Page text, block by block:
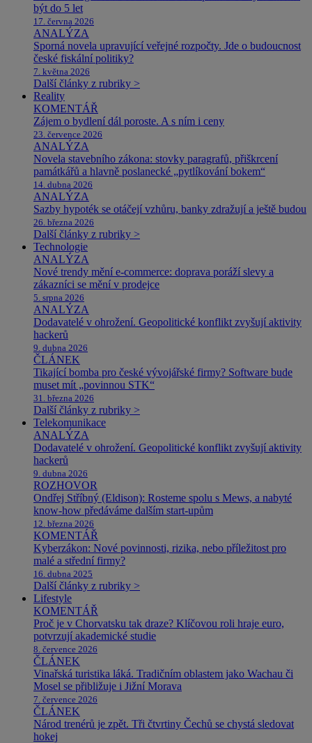
být do 5 let
17. června 2026
ANALÝZA
Sporná novela upravující veřejné rozpočty. Jde o budoucnost
české fiskální politiky?
7. května 2026
Další články z rubriky >
Reality
KOMENTÁŘ
Zájem o bydlení dál poroste. A s ním i ceny
23. července 2026
ANALÝZA
Novela stavebního zákona: stovky paragrafů, přiškrcení
památkářů a hlavně poslanecké „pytlíkování bokem“
14. dubna 2026
ANALÝZA
Sazby hypoték se otáčejí vzhůru, banky zdražují a ještě budou
26. března 2026
Další články z rubriky >
Technologie
ANALÝZA
Nové trendy mění e-commerce: doprava poráží slevy a
zákazníci se mění v prodejce
5. srpna 2026
ANALÝZA
Dodavatelé v ohrožení. Geopolitické konflikt zvyšují aktivity
hackerů
9. dubna 2026
ČLÁNEK
Tikající bomba pro české vývojářské firmy? Software bude
muset mít „povinnou STK“
31. března 2026
Další články z rubriky >
Telekomunikace
ANALÝZA
Dodavatelé v ohrožení. Geopolitické konflikt zvyšují aktivity
hackerů
9. dubna 2026
ROZHOVOR
Ondřej Stříbný (Eldison): Rosteme spolu s Mews, a nabyté
know-how předáváme dalším start-upům
12. března 2026
KOMENTÁŘ
Kyberzákon: Nové povinnosti, rizika, nebo příležitost pro
malé a střední firmy?
16. dubna 2025
Další články z rubriky >
Lifestyle
KOMENTÁŘ
Proč je v Chorvatsku tak draze? Klíčovou roli hraje euro,
potvrzují akademické studie
8. července 2026
ČLÁNEK
Vinařská turistika láká. Tradičním oblastem jako Wachau či
Mosel se přibližuje i Jižní Morava
7. července 2026
ČLÁNEK
Národ trenérů je zpět. Tři čtvrtiny Čechů se chystá sledovat
hokej